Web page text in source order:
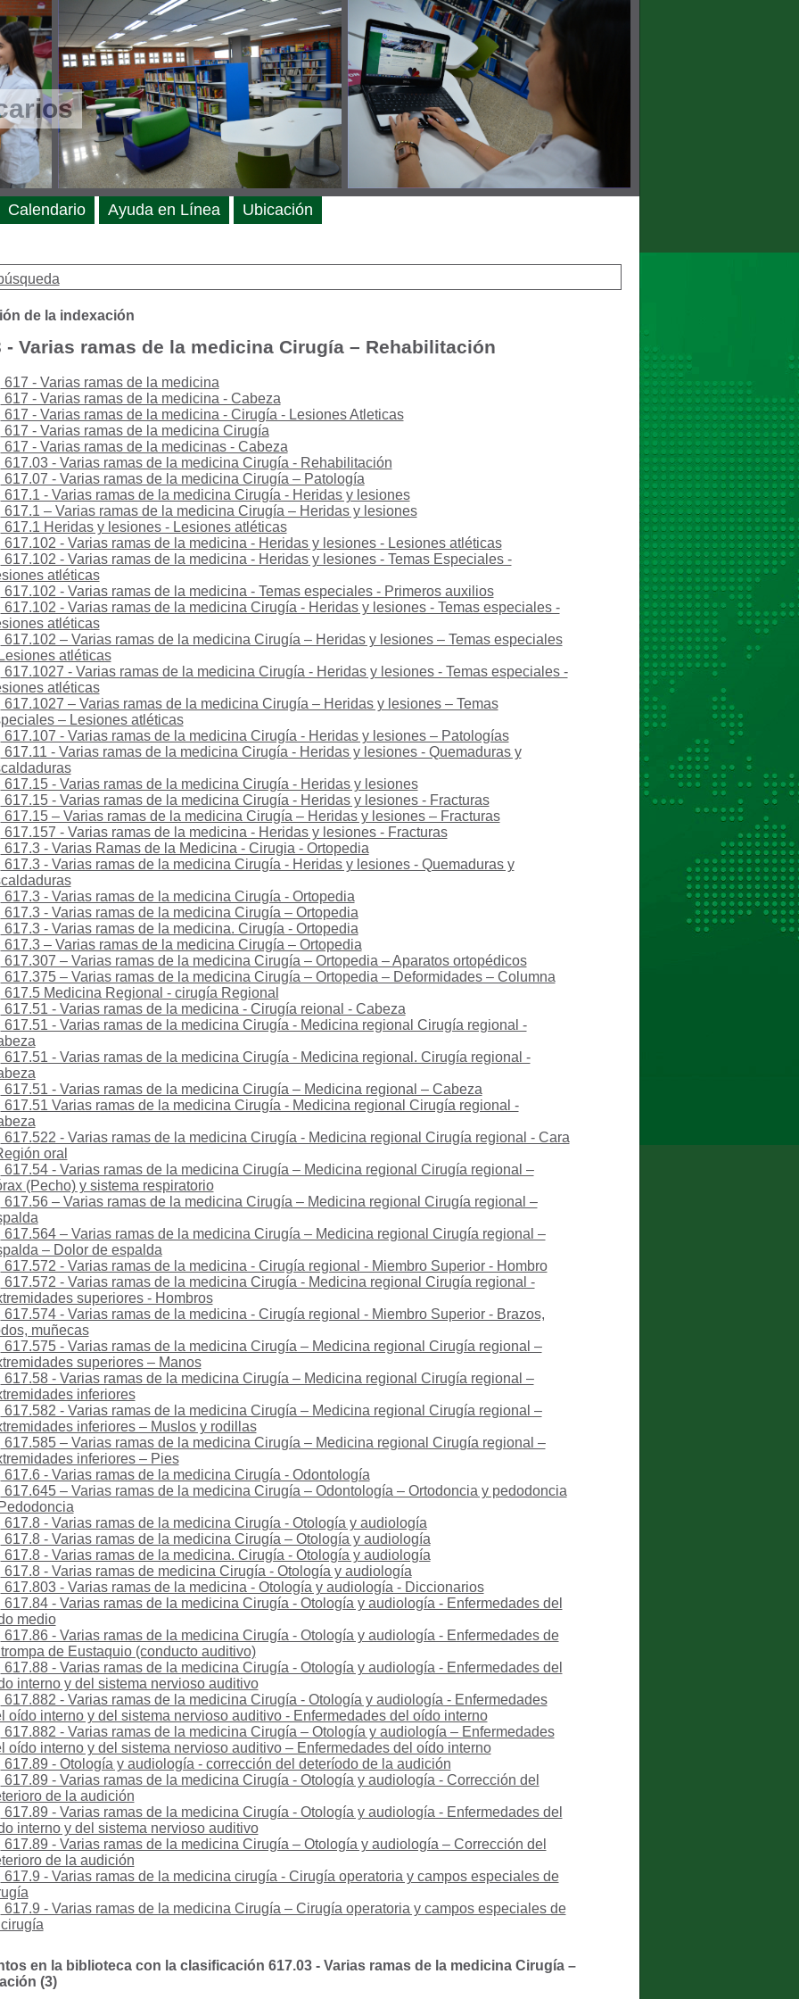
de la indexación
- Varias ramas de la medicina Cirugía – Rehabilitación
617 - Varias ramas de la medicina
617 - Varias ramas de la medicina - Cabeza
617 - Varias ramas de la medicina - Cirugía - Lesiones Atleticas
617 - Varias ramas de la medicina Cirugía
617 - Varias ramas de la medicinas - Cabeza
617.03 - Varias ramas de la medicina Cirugía - Rehabilitación
617.07 - Varias ramas de la medicina Cirugía – Patología
617.1 - Varias ramas de la medicina Cirugía - Heridas y lesiones
617.1 – Varias ramas de la medicina Cirugía – Heridas y lesiones
617.1 Heridas y lesiones - Lesiones atléticas
617.102 - Varias ramas de la medicina - Heridas y lesiones - Lesiones atléticas
617.102 - Varias ramas de la medicina - Heridas y lesiones - Temas Especiales -
atléticas
617.102 - Varias ramas de la medicina - Temas especiales - Primeros auxilios
617.102 - Varias ramas de la medicina Cirugía - Heridas y lesiones - Temas especiales -
atléticas
617.102 – Varias ramas de la medicina Cirugía – Heridas y lesiones – Temas especiales
atléticas
617.1027 - Varias ramas de la medicina Cirugía - Heridas y lesiones - Temas especiales -
atléticas
617.1027 – Varias ramas de la medicina Cirugía – Heridas y lesiones – Temas
– Lesiones atléticas
617.107 - Varias ramas de la medicina Cirugía - Heridas y lesiones – Patologías
617.11 - Varias ramas de la medicina Cirugía - Heridas y lesiones - Quemaduras y
617.15 - Varias ramas de la medicina Cirugía - Heridas y lesiones
617.15 - Varias ramas de la medicina Cirugía - Heridas y lesiones - Fracturas
617.15 – Varias ramas de la medicina Cirugía – Heridas y lesiones – Fracturas
617.157 - Varias ramas de la medicina - Heridas y lesiones - Fracturas
617.3 - Varias Ramas de la Medicina - Cirugia - Ortopedia
617.3 - Varias ramas de la medicina Cirugía - Heridas y lesiones - Quemaduras y
617.3 - Varias ramas de la medicina Cirugía - Ortopedia
617.3 - Varias ramas de la medicina Cirugía – Ortopedia
617.3 - Varias ramas de la medicina. Cirugía - Ortopedia
617.3 – Varias ramas de la medicina Cirugía – Ortopedia
617.307 – Varias ramas de la medicina Cirugía – Ortopedia – Aparatos ortopédicos
617.375 – Varias ramas de la medicina Cirugía – Ortopedia – Deformidades – Columna
617.5 Medicina Regional - cirugía Regional
617.51 - Varias ramas de la medicina - Cirugía reional - Cabeza
617.51 - Varias ramas de la medicina Cirugía - Medicina regional Cirugía regional -
617.51 - Varias ramas de la medicina Cirugía - Medicina regional. Cirugía regional -
617.51 - Varias ramas de la medicina Cirugía – Medicina regional – Cabeza
617.51 Varias ramas de la medicina Cirugía - Medicina regional Cirugía regional -
617.522 - Varias ramas de la medicina Cirugía - Medicina regional Cirugía regional - Cara
oral
617.54 - Varias ramas de la medicina Cirugía – Medicina regional Cirugía regional –
(Pecho) y sistema respiratorio
617.56 – Varias ramas de la medicina Cirugía – Medicina regional Cirugía regional –
617.564 – Varias ramas de la medicina Cirugía – Medicina regional Cirugía regional –
– Dolor de espalda
617.572 - Varias ramas de la medicina - Cirugía regional - Miembro Superior - Hombro
617.572 - Varias ramas de la medicina Cirugía - Medicina regional Cirugía regional -
superiores - Hombros
617.574 - Varias ramas de la medicina - Cirugía regional - Miembro Superior - Brazos,
muñecas
617.575 - Varias ramas de la medicina Cirugía – Medicina regional Cirugía regional –
superiores – Manos
617.58 - Varias ramas de la medicina Cirugía – Medicina regional Cirugía regional –
inferiores
617.582 - Varias ramas de la medicina Cirugía – Medicina regional Cirugía regional –
inferiores – Muslos y rodillas
617.585 – Varias ramas de la medicina Cirugía – Medicina regional Cirugía regional –
inferiores – Pies
617.6 - Varias ramas de la medicina Cirugía - Odontología
617.645 – Varias ramas de la medicina Cirugía – Odontología – Ortodoncia y pedodoncia
617.8 - Varias ramas de la medicina Cirugía - Otología y audiología
617.8 - Varias ramas de la medicina Cirugía – Otología y audiología
617.8 - Varias ramas de la medicina. Cirugía - Otología y audiología
617.8 - Varias ramas de medicina Cirugía - Otología y audiología
617.803 - Varias ramas de la medicina - Otología y audiología - Diccionarios
617.84 - Varias ramas de la medicina Cirugía - Otología y audiología - Enfermedades del
medio
617.86 - Varias ramas de la medicina Cirugía - Otología y audiología - Enfermedades de
trompa de Eustaquio (conducto auditivo)
617.88 - Varias ramas de la medicina Cirugía - Otología y audiología - Enfermedades del
interno y del sistema nervioso auditivo
617.882 - Varias ramas de la medicina Cirugía - Otología y audiología - Enfermedades
oído interno y del sistema nervioso auditivo - Enfermedades del oído interno
617.882 - Varias ramas de la medicina Cirugía – Otología y audiología – Enfermedades
oído interno y del sistema nervioso auditivo – Enfermedades del oído interno
617.89 - Otología y audiología - corrección del deteríodo de la audición
617.89 - Varias ramas de la medicina Cirugía - Otología y audiología - Corrección del
de la audición
617.89 - Varias ramas de la medicina Cirugía - Otología y audiología - Enfermedades del
interno y del sistema nervioso auditivo
617.89 - Varias ramas de la medicina Cirugía – Otología y audiología – Corrección del
de la audición
617.9 - Varias ramas de la medicina cirugía - Cirugía operatoria y campos especiales de
617.9 - Varias ramas de la medicina Cirugía – Cirugía operatoria y campos especiales de
cirugía
en la biblioteca con la clasificación 617.03 - Varias ramas de la medicina Cirugía –
(3)
Calendario Ayuda en Línea Ubicación